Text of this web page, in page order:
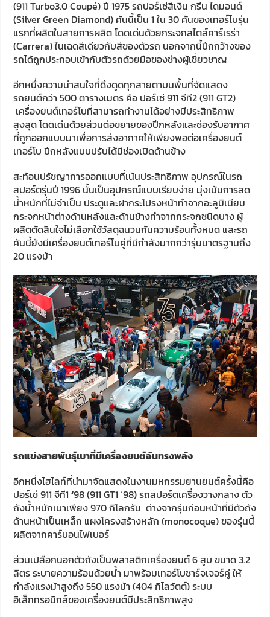
(911 Turbo3.0 Coupé) ปี 1975 รถปอร์เช่สีเงิน กรีน ไดมอนด์
(Silver Green Diamond) คันนี้เป็น 1 ใน 30 คันของเทอร์โบรุ่น
แรกที่ผลิตในสายการผลิต โดดเด่นด้วยกระจกสไตล์คาร์เรร่า
(Carrera) ในเฉดสีเดียวกับสีของตัวรถ นอกจากนี้ปีกกว้างของ
รถได้ถูกประกอบเข้ากับตัวรถด้วยมือของช่างผู้เชี่ยวชาญ
อีกหนึ่งความน่าสนใจที่ดึงดูดทุกสายตาบนพื้นที่จัดแสดง
รถยนต์กว่า 500 ตารางเมตร คือ ปอร์เช่ 911 จีที2 (911 GT2)
เครื่องยนต์เทอร์โบที่สามารถทำงานได้อย่างมีประสิทธิภาพ
สูงสุด โดดเด่นด้วยส่วนต่อขยายของปีกหลังและช่องรับอากาศ
ที่ถูกออกแบบมาเพื่อการส่งอากาศให้เพียงพอต่อเครื่องยนต์
เทอร์โบ ปีกหลังแบบปรับได้มีช่องเปิดด้านข้าง
สะท้อนปรัชญาการออกแบบที่เน้นประสิทธิภาพ อุปกรณ์ในรถ
สปอร์ตรุ่นปี 1996 นั้นเป็นอุปกรณ์แบบเรียบง่าย มุ่งเน้นการลด
น้ำหนักที่ไม่จำเป็น ประตูและฝากระโปรงหน้าทำจากอะลูมิเนียม
กระจกหน้าต่างด้านหลังและด้านข้างทำจากกระจกชนิดบาง ผู้
ผลิตตัดสินใจไม่เลือกใช้วัสดุฉนวนกันความร้อนทั้งหมด และรถ
คันนี้ยังมีเครื่องยนต์เทอร์โบคู่ที่มีกำลังมากกว่ารุ่นมาตรฐานถึง
20 แรงม้า
รถแข่งสายพันธุ์เบาที่มีเครื่องยนต์อันทรงพลัง
อีกหนึ่งไฮไลท์ที่นำมาจัดแสดงในงานมหกรรมยานยนต์ครั้งนี้คือ
ปอร์เช่ 911 จีที1‘98 (911 GT1 ‘98) รถสปอร์ตเครื่องวางกลาง ตัว
ถังน้ำหนักเบาเพียง 970 กิโลกรัม ต่างจากรุ่นก่อนหน้าที่มีตัวถัง
ด้านหน้าเป็นเหล็ก แผงโครงสร้างหลัก (monocoque) ของรุ่นนี้
ผลิตจากคาร์บอนไฟเบอร์
ส่วนเปลือกนอกตัวถังเป็นพลาสติกเครื่องยนต์ 6 สูบ ขนาด 3.2
ลิตร ระบายความร้อนด้วยน้ำ มาพร้อมเทอร์โบชาร์จเจอร์คู่ ให้
กำลังแรงม้าสูงถึง 550 แรงม้า (404 กิโลวัตต์) ระบบ
อิเล็กทรอนิกส์ของเครื่องยนต์มีประสิทธิภาพสูง